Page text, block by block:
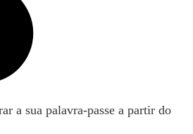
a sua palavra-passe a partir do